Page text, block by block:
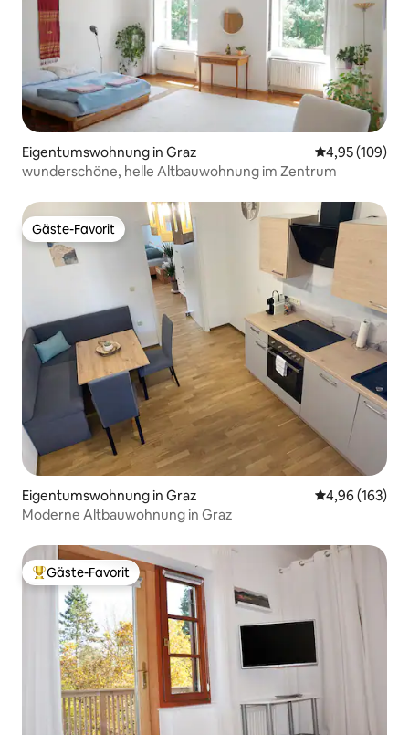
Eigentumswohnung in Graz
4,95 (109)
wunderschöne, helle Altbauwohnung im Zentrum
Gäste-Favorit
Gäste-Favorit
Eigentumswohnung in Graz
4,96 (163)
Moderne Altbauwohnung in Graz
Beliebter Gäste-Favorit.
Gäste-Favorit